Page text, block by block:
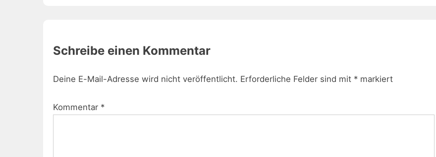
Schreibe einen Kommentar
Deine E-Mail-Adresse wird nicht veröffentlicht. Erforderliche Felder sind mit * markiert
Kommentar *